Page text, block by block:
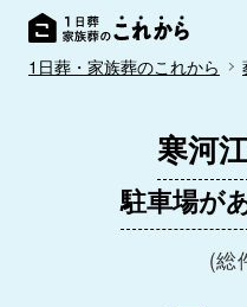
1日葬・家族葬のこれから
寒河
駐車場が
(総